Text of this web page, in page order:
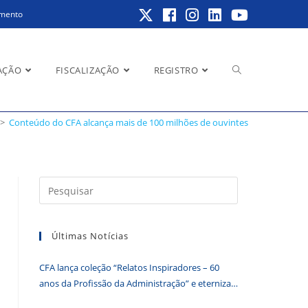
FISCALIZAÇÃO REGISTRO Alternar
do
> Conteúdo do CFA alcança mais de 100 milhões de ouvintes
a
o
Últimas Notícias
CFA lança coleção “Relatos Inspiradores – 60
anos da Profissão da Administração” e eterniza